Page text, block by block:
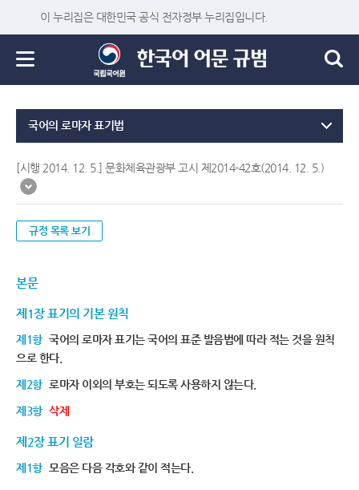
이 누리집은 대한민국 공식 전자정부 누리집입니다.
국어의 로마자 표기법
[시행 2014. 12. 5.] 문화체육관광부 고시 제2014-42호(2014. 12. 5.)
규정 목록 보기
본문
제1장 표기의 기본 원칙
제1항 국어의 로마자 표기는 국어의 표준 발음법에 따라 적는 것을 원칙
으로 한다.
제2항 로마자 이외의 부호는 되도록 사용하지 않는다.
제3항 삭제
제2장 표기 일람
제1항 모음은 다음 각호와 같이 적는다.